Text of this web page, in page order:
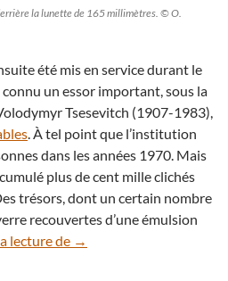
la lunette de 165 millimètres. © O.
été mis en service durant le
connu un essor important, sous la
Tsesevitch (1907-1983),
. À tel point que l’institution
dans les années 1970. Mais
plus de cent mille clichés
trésors, dont un certain nombre
recouvertes d’une émulsion
lecture de À l’Observatoire
→